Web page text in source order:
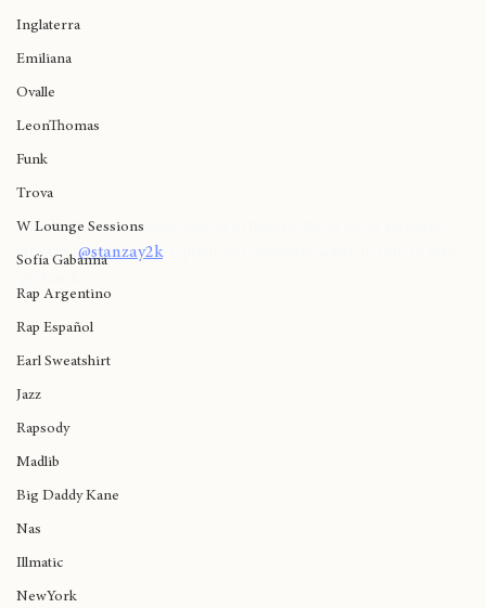
Birmingham
Inglaterra
Emiliana
Ovalle
LeonThomas
Funk
Trova
W Lounge Sessions
Sofía Gabanna
Rap Argentino
Rap Español
Earl Sweatshirt
Jazz
Rapsody
Madlib
Big Daddy Kane
Nas
Illmatic
También conversamos con la artista invitada de la jornada
gestando.